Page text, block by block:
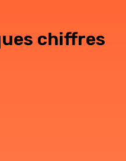
chiffres